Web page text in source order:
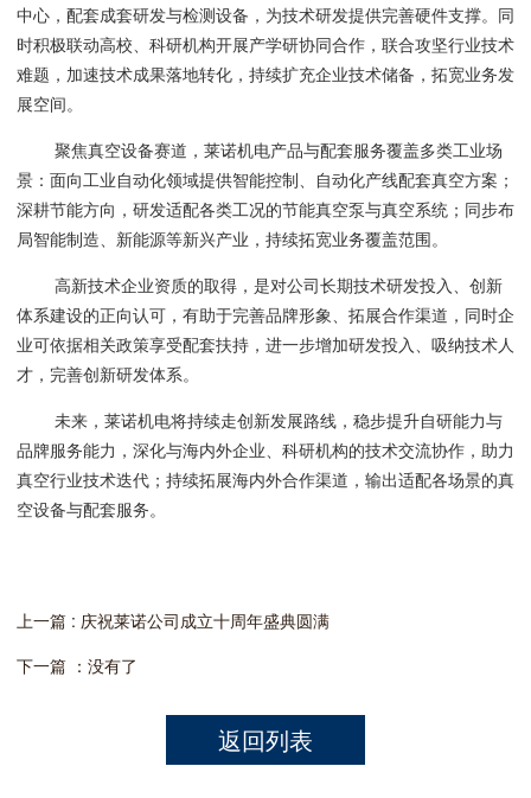
中心，配套成套研发与检测设备，为技术研发提供完善硬件支撑。同
时积极联动高校、科研机构开展产学研协同合作，联合攻坚行业技术
难题，加速技术成果落地转化，持续扩充企业技术储备，拓宽业务发
展空间。
聚焦真空设备赛道，莱诺机电产品与配套服务覆盖多类工业场
景：面向工业自动化领域提供智能控制、自动化产线配套真空方案；
深耕节能方向，研发适配各类工况的节能真空泵与真空系统；同步布
局智能制造、新能源等新兴产业，持续拓宽业务覆盖范围。
高新技术企业资质的取得，是对公司长期技术研发投入、创新
体系建设的正向认可，有助于完善品牌形象、拓展合作渠道，同时企
业可依据相关政策享受配套扶持，进一步增加研发投入、吸纳技术人
才，完善创新研发体系。
未来，莱诺机电将持续走创新发展路线，稳步提升自研能力与
品牌服务能力，深化与海内外企业、科研机构的技术交流协作，助力
真空行业技术迭代；持续拓展海内外合作渠道，输出适配各场景的真
空设备与配套服务。
上一篇 : 庆祝莱诺公司成立十周年盛典圆满
下一篇 ：没有了
返回列表